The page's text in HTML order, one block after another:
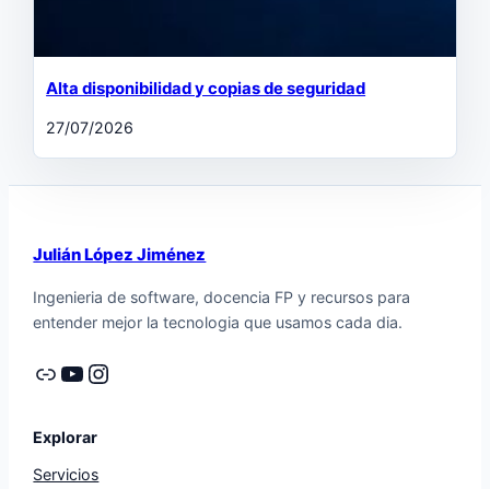
Alta disponibilidad y copias de seguridad
27/07/2026
Julián López Jiménez
Ingenieria de software, docencia FP y recursos para
entender mejor la tecnologia que usamos cada dia.
Enlace YouTube Instagram
Explorar
Servicios